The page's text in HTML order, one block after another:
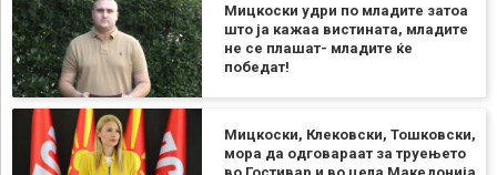
Мицкоски удри по младите затоа
што ја кажаа вистината, младите
не се плашат- младите ќе
победат!
Мицкоски, Клековски, Тошковски,
мора да одговараат за труењето